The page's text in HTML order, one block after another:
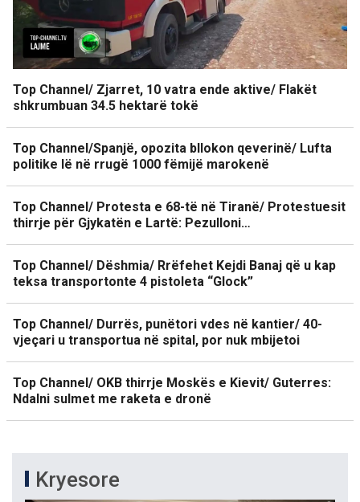
Top Channel/ Zjarret, 10 vatra ende aktive/ Flakët
shkrumbuan 34.5 hektarë tokë
Top Channel/Spanjë, opozita bllokon qeverinë/ Lufta
politike lë në rrugë 1000 fëmijë marokenë
Top Channel/ Protesta e 68-të në Tiranë/ Protestuesit
thirrje për Gjykatën e Lartë: Pezulloni…
Top Channel/ Dëshmia/ Rrëfehet Kejdi Banaj që u kap
teksa transportonte 4 pistoleta “Glock”
Top Channel/ Durrës, punëtori vdes në kantier/ 40-
vjeçari u transportua në spital, por nuk mbijetoi
Top Channel/ OKB thirrje Moskës e Kievit/ Guterres:
Ndalni sulmet me raketa e dronë
Kryesore